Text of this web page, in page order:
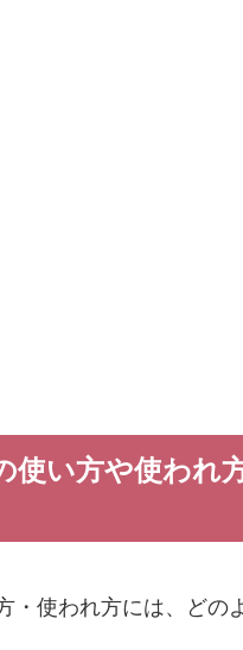
使い方や使われ
・使われ方には、どの